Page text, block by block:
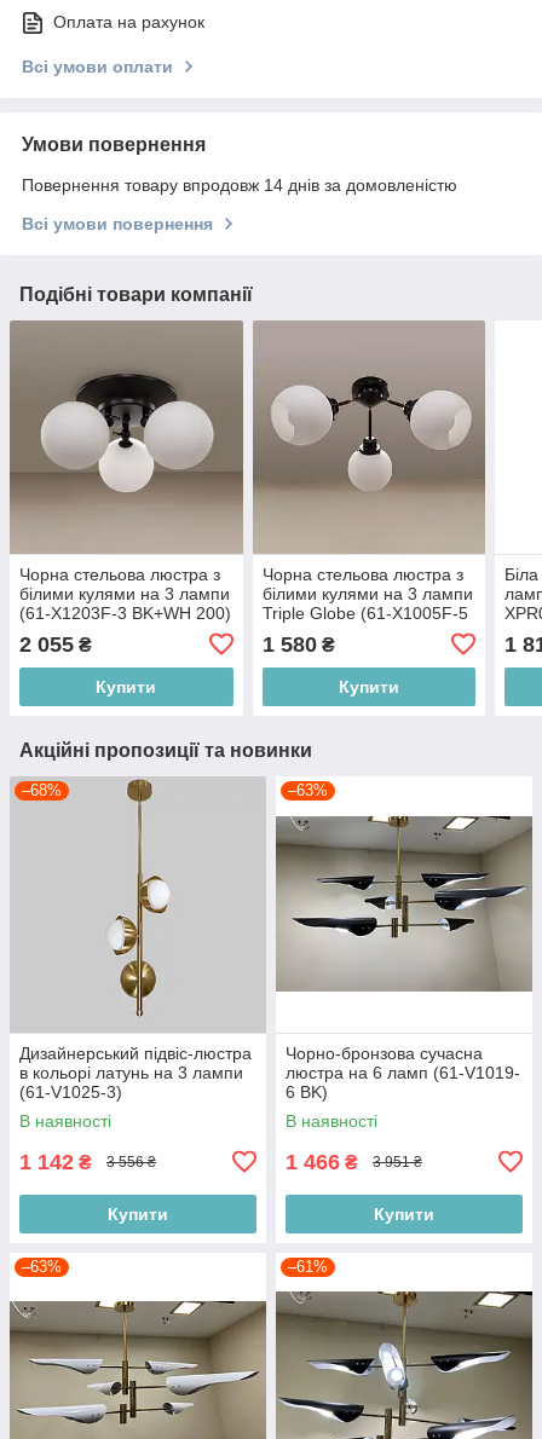
Оплата на рахунок
Всі умови оплати
Умови повернення
Повернення товару впродовж 14 днів за домовленістю
Всі умови повернення
Подібні товари компанії
Чорна стельова люстра з
білими кулями на 3 лампи
(61-X1203F-3 BK+WH 200)
2 055 ₴
Купити
Чорна стельова люстра з
білими кулями на 3 лампи
Triple Globe (61-X1005F-5
1 580₴
Купити
1
Акційні пропозиції та новинки
–68%
Дизайнерський підвіс-люстра
в кольорі латунь на 3 лампи
(61-V1025-3)
В наявності
1 142 ₴ 3 556 ₴
Купити
–63%
Чорно-бронзова сучасна
люстра на 6 ламп (61-V1019-
6 BK)
В наявності
1 466 ₴ 3 951 ₴
Купити
–63% –61%